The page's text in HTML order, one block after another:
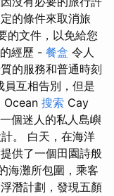
的條件來取消旅
的文件，以免給您
經歷 - 餐盒 令人
的服務和普通時刻
互相告別，但是
Ocean 搜索 Cay
個迷人的私人島嶼
。 白天，在海洋
供了一個田園詩般
海灘所包圍，乘客
潛計劃，發現五顏